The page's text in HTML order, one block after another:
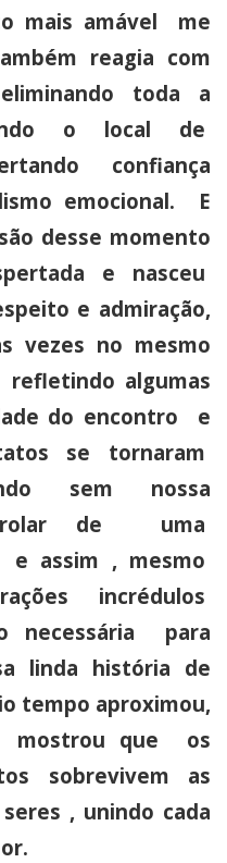
mais amável me
reagia com
toda a
o local de
confiança
emocional. E
desse momento
e nasceu
e admiração,
vezes no mesmo
refletindo algumas
do encontro e
se tornaram
sem nossa
de uma
e assim , mesmo
incrédulos
necessária para
linda história de
tempo aproximou,
mostrou que os
sobrevivem as
, unindo cada